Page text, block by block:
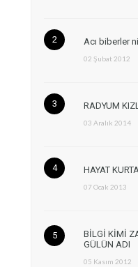
Acı biberler
02 Şubat 2012
RADYUM
03 Aralık 2014
HAYAT
07 Ocak 2013
BİLGİ KİMİ
GÜLÜN ADI
05 Kasım 2012